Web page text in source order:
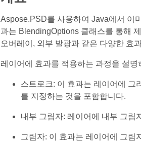
Aspose.PSD를 사용하여 Java에서 이
과는 BlendingOptions 클래스를 통해
오버레이, 외부 발광과 같은 다양한 효
레이어에 효과를 적용하는 과정을 설
스트로크: 이 효과는 레이어에 그
를 지정하는 것을 포함합니다.
내부 그림자: 레이어에 내부 그림
그림자: 이 효과는 레이어에 그림